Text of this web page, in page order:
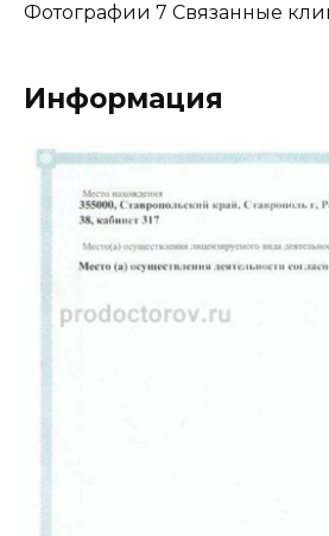
Фотографии 7 Связанные
Информация